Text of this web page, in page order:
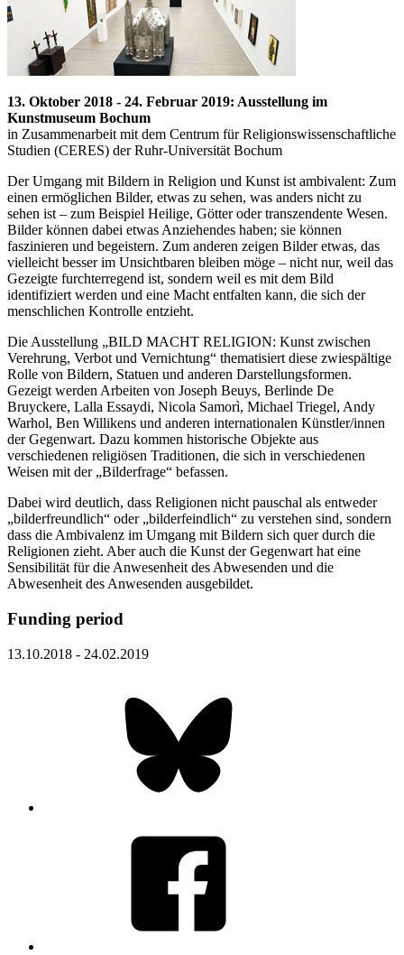
13. Oktober 2018 - 24. Februar 2019: Ausstellung im
Kunstmuseum Bochum
in Zusammenarbeit mit dem Centrum für Religionswissenschaftliche
Studien (CERES) der Ruhr-Universität Bochum
Der Umgang mit Bildern in Religion und Kunst ist ambivalent: Zum
einen ermöglichen Bilder, etwas zu sehen, was anders nicht zu
sehen ist – zum Beispiel Heilige, Götter oder transzendente Wesen.
Bilder können dabei etwas Anziehendes haben; sie können
faszinieren und begeistern. Zum anderen zeigen Bilder etwas, das
vielleicht besser im Unsichtbaren bleiben möge – nicht nur, weil das
Gezeigte furchterregend ist, sondern weil es mit dem Bild
identifiziert werden und eine Macht entfalten kann, die sich der
menschlichen Kontrolle entzieht.
Die Ausstellung „BILD MACHT RELIGION: Kunst zwischen
Verehrung, Verbot und Vernichtung“ thematisiert diese zwiespältige
Rolle von Bildern, Statuen und anderen Darstellungsformen.
Gezeigt werden Arbeiten von Joseph Beuys, Berlinde De
Bruyckere, Lalla Essaydi, Nicola Samorì, Michael Triegel, Andy
Warhol, Ben Willikens und anderen internationalen Künstler/innen
der Gegenwart. Dazu kommen historische Objekte aus
verschiedenen religiösen Traditionen, die sich in verschiedenen
Weisen mit der „Bilderfrage“ befassen.
Dabei wird deutlich, dass Religionen nicht pauschal als entweder
„bilderfreundlich“ oder „bilderfeindlich“ zu verstehen sind, sondern
dass die Ambivalenz im Umgang mit Bildern sich quer durch die
Religionen zieht. Aber auch die Kunst der Gegenwart hat eine
Sensibilität für die Anwesenheit des Abwesenden und die
Abwesenheit des Anwesenden ausgebildet.
Funding period
13.10.2018 - 24.02.2019